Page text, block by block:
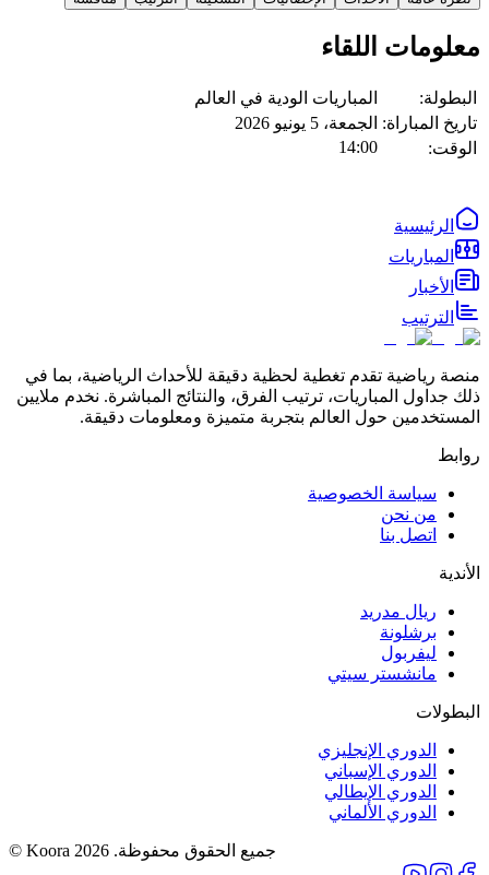
معلومات اللقاء
البطولة:
المباريات الودية في العالم
تاريخ المباراة: الجمعة، 5 يونيو 2026
الوقت:
14:00
الرئيسية
المباريات
الأخبار
الترتيب
منصة رياضية تقدم تغطية لحظية دقيقة للأحداث الرياضية، بما في
ذلك جداول المباريات، ترتيب الفرق، والنتائج المباشرة. نخدم ملايين
المستخدمين حول العالم بتجربة متميزة ومعلومات دقيقة.
روابط
سياسة الخصوصية
من نحن
اتصل بنا
الأندية
ريال مدريد
برشلونة
ليفربول
مانشستر سيتي
البطولات
الدوري الإنجليزي
الدوري الإسباني
الدوري الإيطالي
الدوري الألماني
© Koora 2026 جميع الحقوق محفوظة.